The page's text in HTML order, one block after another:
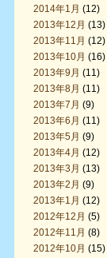
2014年1月 (12)
2013年12月 (13)
2013年11月 (12)
2013年10月 (16)
2013年9月 (11)
2013年8月 (11)
2013年7月 (9)
2013年6月 (11)
2013年5月 (9)
2013年4月 (12)
2013年3月 (13)
2013年2月 (9)
2013年1月 (12)
2012年12月 (5)
2012年11月 (8)
2012年10月 (15)